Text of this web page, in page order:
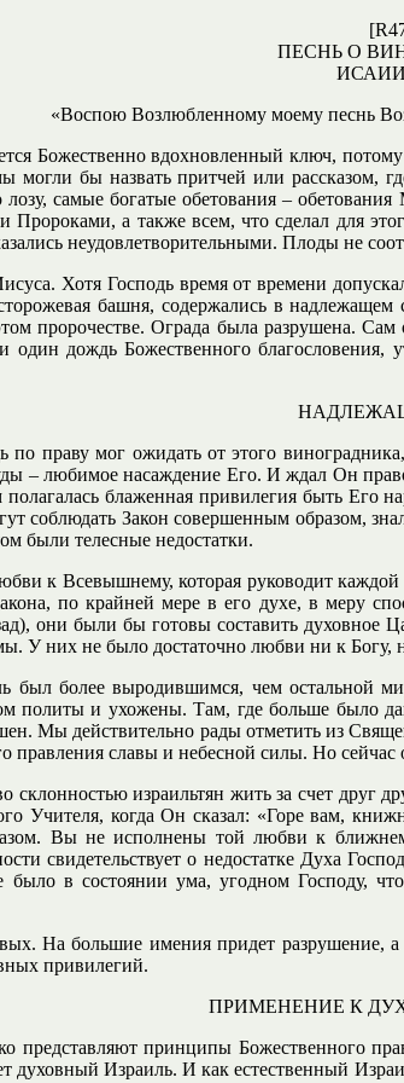
ПЕСНЬ О
ИСАИИ
«Воспою Возлюбленному моему песнь
Божественно вдохновленный ключ,
могли бы назвать притчей или рассказом,
самые богатые обетования –
а также всем, что сделал для
неудовлетворительными. Плоды не
Хотя Господь время от времени
башня, содержались в
пророчестве. Ограда была разрушена.
дождь Божественного
праву мог ожидать от этого
– любимое насаждение Его. И ждал Он
блаженная привилегия быть
соблюдать Закон совершенным образом,
были телесные недостатки.
к Всевышнему, которая руководит
по крайней мере в его духе, в меру
они были бы готовы составить
У них не было достаточно любви ни к
более выродившимся, чем остальной
политы и ухожены. Там, где больше было
Мы действительно рады отметить из
правления славы и небесной силы. Но сейчас
израильтян жить за счет друг
Учителя, когда Он сказал: «Горе вам,
Вы не исполнены той любви к
свидетельствует о недостатке Духа
было в состоянии ума, угодном Господу,
На большие имения придет разрушение,
привилегий.
ПРИМЕНЕНИЕ К
представляют принципы Божественного
духовный Израиль. И как естественный